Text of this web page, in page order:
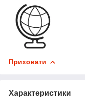
Приховати
Характеристики